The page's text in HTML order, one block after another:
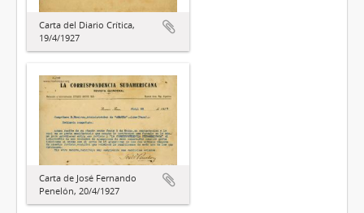
Carta del Diario Crítica,
19/4/1927
Carta de José Fernando
Penelón, 20/4/1927